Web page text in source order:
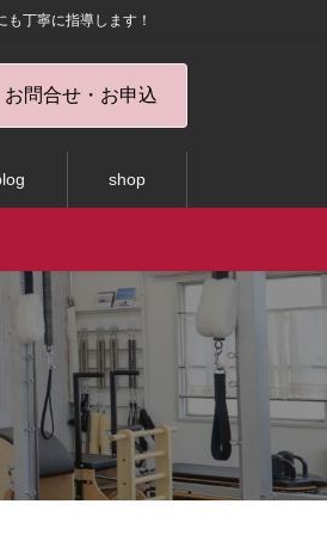
丁寧に指導します！
お問合せ・お申込
shop